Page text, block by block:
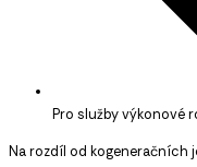
Pro služby výkonové
Na rozdíl od kogeneračních